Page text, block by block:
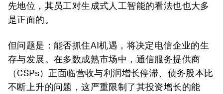
先地位，其员工对生成式人工智能的看法也也大多
是正面的。
但问题是：能否抓住AI机遇，将决定电信企业的生
存与发展。在多数成熟市场中，通信服务提供商
（CSPs）正面临营收与利润增长停滞、债务股本比
不断上升的问题，这严重限制了其投资增长的能